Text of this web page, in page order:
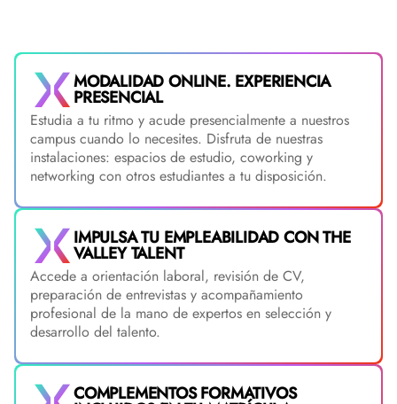
MODALIDAD ONLINE. EXPERIENCIA
PRESENCIAL
Estudia a tu ritmo y acude presencialmente a nuestros
campus cuando lo necesites. Disfruta de nuestras
instalaciones: espacios de estudio, coworking y
networking con otros estudiantes a tu disposición.
IMPULSA TU EMPLEABILIDAD CON THE
VALLEY TALENT
Accede a orientación laboral, revisión de CV,
preparación de entrevistas y acompañamiento
profesional de la mano de expertos en selección y
desarrollo del talento.
COMPLEMENTOS FORMATIVOS